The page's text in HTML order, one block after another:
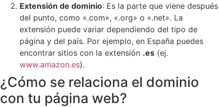
Extensión de dominio: Es la parte que viene después
del punto, como «.com», «.org» o «.net». La
extensión puede variar dependiendo del tipo de
página y del país. Por ejemplo, en España puedes
encontrar sitios con la extensión .es (ej.
www.amazon.es).
¿Cómo se relaciona el dominio
con tu página web?